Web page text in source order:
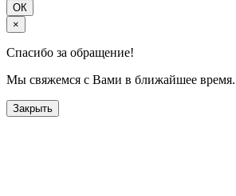
ОК
×
Спасибо за обращение!
Мы свяжемся с Вами в ближайшее время.
Закрыть